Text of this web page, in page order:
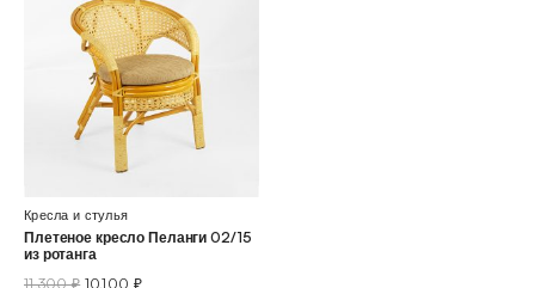
Кресла и стулья
Плетеное кресло Пеланги 02/15
из ротанга
11,300₽ 10,100 ₽